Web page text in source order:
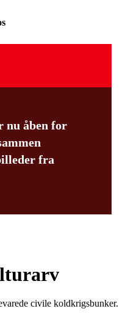
nu åben for
fra
civile koldkrigsbunker.